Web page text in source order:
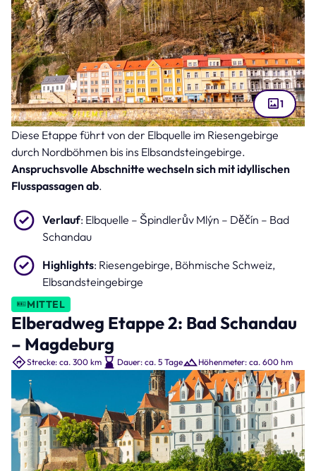
Grenzstadt Decin an der Elbe in der Böhmische Schweiz (Bild: Oliver Hlavaty
– stock.adobe.com )
1
Diese Etappe führt von der Elbquelle im Riesengebirge
durch Nordböhmen bis ins Elbsandsteingebirge.
Anspruchsvolle Abschnitte wechseln sich mit idyllischen
Flusspassagen ab.
Verlauf: Elbquelle – Špindlerův Mlýn – Děčín – Bad
Schandau
Highlights: Riesengebirge, Böhmische Schweiz,
Elbsandsteingebirge
MITTEL
Elberadweg Etappe 2: Bad Schandau
– Magdeburg
Strecke: ca. 300 km Dauer: ca. 5 Tage Höhenmeter: ca. 600 hm